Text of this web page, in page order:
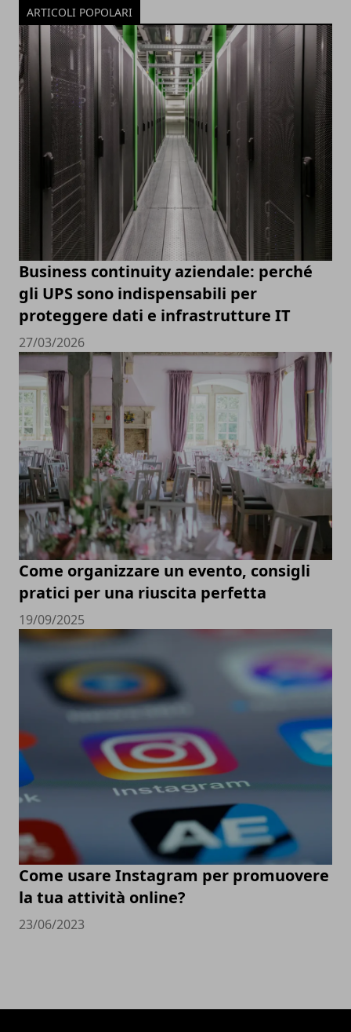
ARTICOLI POPOLARI
Business continuity aziendale: perché
gli UPS sono indispensabili per
proteggere dati e infrastrutture IT
27/03/2026
Come organizzare un evento, consigli
pratici per una riuscita perfetta
19/09/2025
Come usare Instagram per promuovere
la tua attività online?
23/06/2023